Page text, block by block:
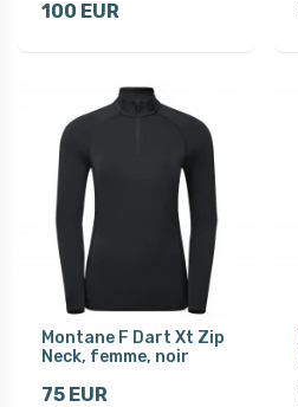
100 EUR
Montane F Dart Xt Zip
Neck, femme, noir
75 EUR